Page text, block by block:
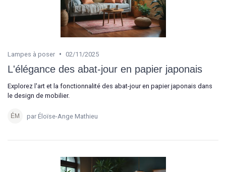
Lampes à poser • 02/11/2025
L'élégance des abat-jour en papier japonais
Explorez l'art et la fonctionnalité des abat-jour en papier japonais dans
le design de mobilier.
par Éloïse-Ange Mathieu